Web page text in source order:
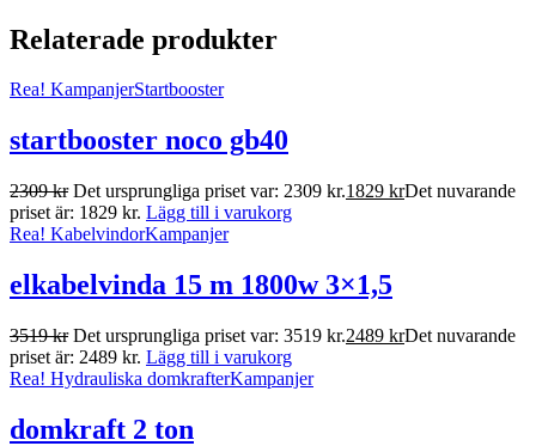
Relaterade produkter
Rea! KampanjerStartbooster
startbooster noco gb40
2309kr Det ursprungliga priset var: 2309 kr.1829 krDet nuvarande
priset är: 1829 kr. Lägg till i varukorg
Rea! KabelvindorKampanjer
elkabelvinda 15 m 1800w 3×1,5
3519kr Det ursprungliga priset var: 3519 kr.2489 krDet nuvarande
priset är: 2489 kr. Lägg till i varukorg
Rea! Hydrauliska domkrafterKampanjer
domkraft 2 ton